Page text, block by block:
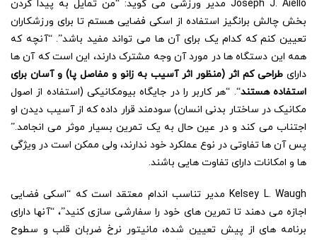
Joseph J. Aiello مدیر ورزشی می گوید: “من تمایل به پیدا کردن
بخش چالش برانگیز استفاده از اسکی فضایی هستم تا برای ورزشکاران
تعیین کنم که کدام یک برای آن ها می تواند مفید باشد”. “آنچه که
همه این دستگاه ها در مورد آن وجه مشترک دارند، این است که آن ها
دارای طراحی کم اثر (منظور اثر آسیب به زانو و مفاصل پا) و آسان برای
استفاده هستند“. “هر کاربر را در جایگاه بیومکانیکی (استفاده از اصول
مکانیک در ساختار بدنی انسان) سودمند قرار داده که از آسیب دیدن او
اجتناب می کند و در عین حال به یک تمرین بسیار موثر می انجامد.”
پس آن ها تفاوتی در نوع عملکرد خود ندارند، ولی ممکن است در ویژگی
ها و امکانات دارای تفاوت هایی باشند.
Kelsey L. Waugh مدیر تناسب اندام معتقد است که “اسکی فضایی
اجازه می دهند تا تمرین های خود را سفارشی سازی کنید”، “آنها دارای
برنامه های از پیش تعیین شده، مانیتور نرخ ضربان قلب و سطوح